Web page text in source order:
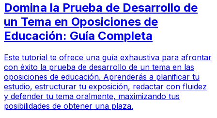
Domina la Prueba de Desarrollo de
un Tema en Oposiciones de
Educación: Guía Completa
Este tutorial te ofrece una guía exhaustiva para afrontar
con éxito la prueba de desarrollo de un tema en las
oposiciones de educación. Aprenderás a planificar tu
estudio, estructurar tu exposición, redactar con fluidez
y defender tu tema oralmente, maximizando tus
posibilidades de obtener una plaza.